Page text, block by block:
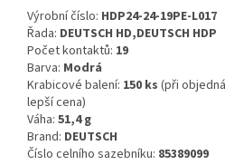
Výrobní číslo: HDP24-24-19PE-L017
Řada: DEUTSCH HD,DEUTSCH HDP
Počet kontaktů: 19
Barva: Modrá
Krabicové balení: 150 ks (při
lepší cena)
Váha: 51,4 g
Brand: DEUTSCH
Číslo celního sazebníku: 85389099